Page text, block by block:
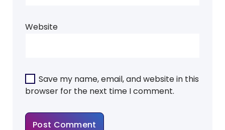
Website
Save my name, email, and website in this
browser for the next time I comment.